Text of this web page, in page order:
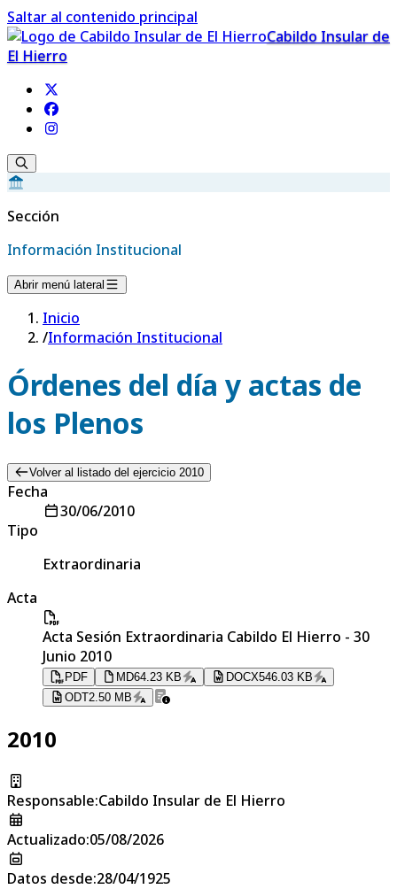
Saltar al contenido principal
Cabildo Insular de
El Hierro
Sección
Información Institucional
Abrir menú lateral
Inicio
/Información Institucional
Órdenes del día y actas de
los Plenos
Volver al listado del ejercicio 2010
Fecha
30/06/2010
Tipo
Extraordinaria
Acta
Acta Sesión Extraordinaria Cabildo El Hierro - 30
Junio 2010
PDF MD64.23 KB DOCX546.03 KB
ODT2.50 MB
2010
Responsable:Cabildo Insular de El Hierro
Actualizado:05/08/2026
Datos desde:28/04/1925